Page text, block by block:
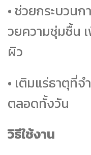
• ช่วยกระบวน
วยความชุ่มชื้น
ผิว
• เติมแร่ธาตุที่
ตลอดทั้งวัน
วิธีใช้งาน